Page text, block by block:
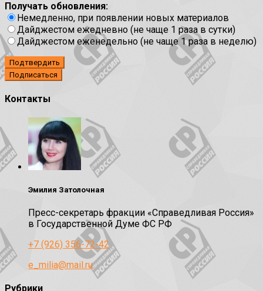
Получать обновления:
Немедленно, при появлении новых материалов
Дайджестом ежедневно (не чаще 1 раза в сутки)
Дайджестом еженедельно (не чаще 1 раза в неделю)
Подтвердить
Контакты
Эмилия Затолочная
Пресс-секретарь фракции «Справедливая Россия»
в Государственной Думе ФС РФ
+7 (926) 356-72-42
e_milia@mail.ru
Рубрики